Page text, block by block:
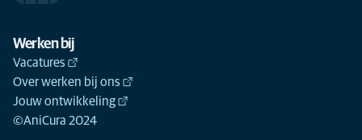
Werken bij
Vacatures
Over werken bij ons
Jouw ontwikkeling
©AniCura 2024